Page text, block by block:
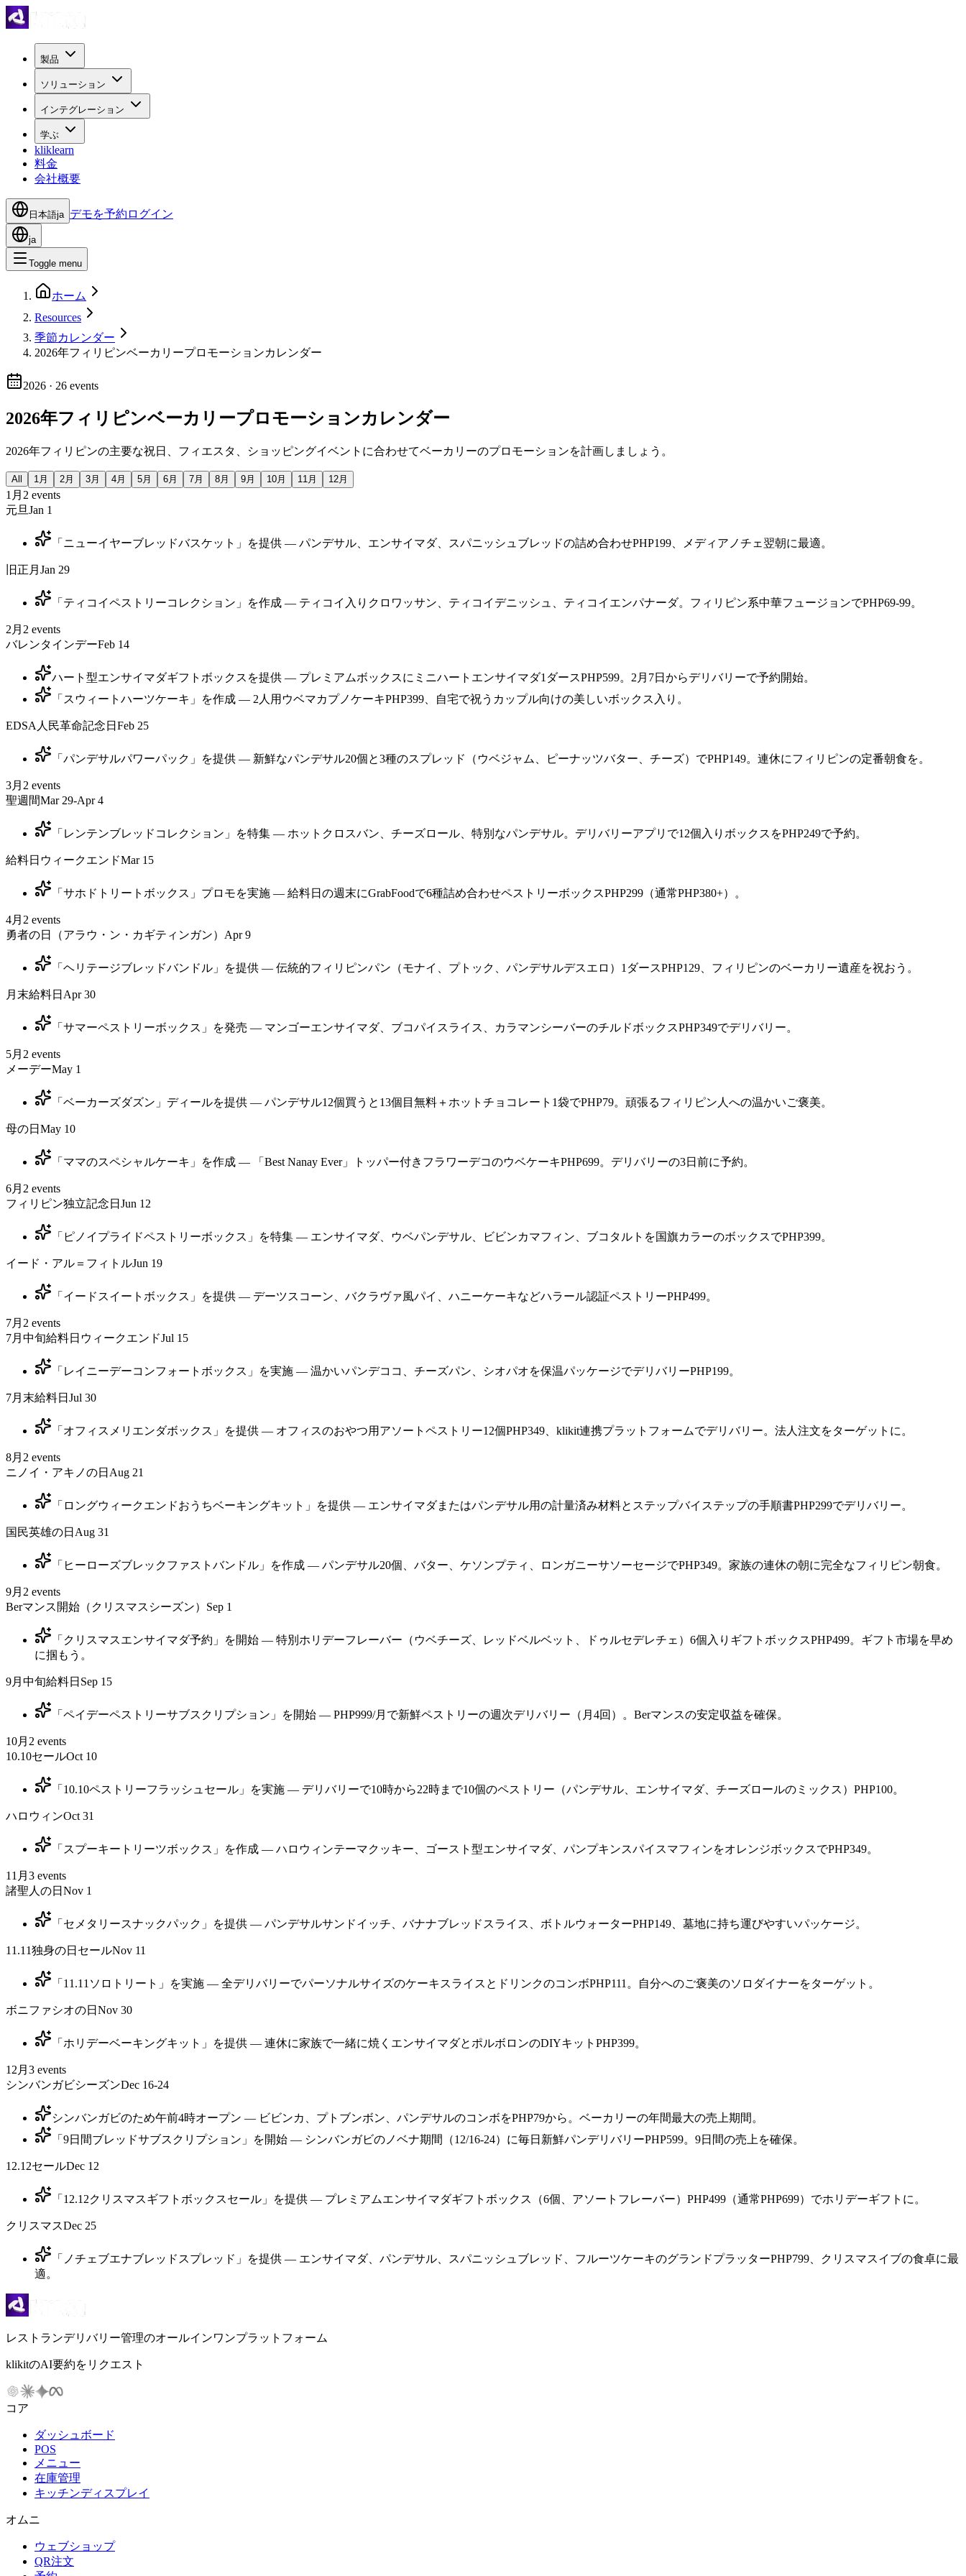
製品
ソリューション
インテグレーション
学ぶ
kliklearn
料金
会社概要
日本語ja デモを予約 ログイン
ja
Toggle menu
ホーム
Resources
季節カレンダー
2026年フィリピンベーカリープロモーションカレンダー
2026 · 26 events
2026年フィリピンベーカリープロモーションカレンダー
2026年フィリピンの主要な祝日、フィエスタ、ショッピングイベントに合わせてベーカリーのプロモーションを計画しましょう。
All 1月 2月 3月 4月 5月 6月 7月 8月 9月 10月 11月 12月
1月 2 events
元旦Jan 1
「ニューイヤーブレッドバスケット」を提供 — パンデサル、エンサイマダ、スパニッシュブレッドの詰め合わせPHP199、メディアノチェ翌朝に最適。
旧正月 Jan 29
「ティコイペストリーコレクション」を作成 — ティコイ入りクロワッサン、ティコイデニッシュ、ティコイエンパナーダ。フィリピン系中華フュージョンでPHP69-99。
2月 2 events
バレンタインデーFeb 14
ハート型エンサイマダギフトボックスを提供 — プレミアムボックスにミニハートエンサイマダ1ダースPHP599。2月7日からデリバリーで予約開始。
「スウィートハーツケーキ」を作成 — 2人用ウベマカプノケーキPHP399、自宅で祝うカップル向けの美しいボックス入り。
EDSA人民革命記念日 Feb 25
「パンデサルパワーパック」を提供 — 新鮮なパンデサル20個と3種のスプレッド（ウベジャム、ピーナッツバター、チーズ）でPHP149。連休にフィリピンの定番朝食を。
3月 2 events
聖週間Mar 29-Apr 4
「レンテンブレッドコレクション」を特集 — ホットクロスバン、チーズロール、特別なパンデサル。デリバリーアプリで12個入りボックスをPHP249で予約。
給料日ウィークエンドMar 15
「サホドトリートボックス」プロモを実施 — 給料日の週末にGrabFoodで6種詰め合わせペストリーボックスPHP299（通常PHP380+）。
4月 2 events
勇者の日（アラウ・ン・カギティンガン） Apr 9
「ヘリテージブレッドバンドル」を提供 — 伝統的フィリピンパン（モナイ、プトック、パンデサルデスエロ）1ダースPHP129、フィリピンのベーカリー遺産を祝おう。
月末給料日 Apr 30
「サマーペストリーボックス」を発売 — マンゴーエンサイマダ、ブコパイスライス、カラマンシーバーのチルドボックスPHP349でデリバリー。
5月 2 events
メーデーMay 1
「ベーカーズダズン」ディールを提供 — パンデサル12個買うと13個目無料＋ホットチョコレート1袋でPHP79。頑張るフィリピン人への温かいご褒美。
母の日 May 10
「ママのスペシャルケーキ」を作成 — 「Best Nanay Ever」トッパー付きフラワーデコのウベケーキPHP699。デリバリーの3日前に予約。
6月 2 events
フィリピン独立記念日 Jun 12
「ピノイプライドペストリーボックス」を特集 — エンサイマダ、ウベパンデサル、ビビンカマフィン、ブコタルトを国旗カラーのボックスでPHP399。
イード・アル＝フィトルJun 19
「イードスイートボックス」を提供 — デーツスコーン、バクラヴァ風パイ、ハニーケーキなどハラール認証ペストリーPHP499。
7月 2 events
7月中旬給料日ウィークエンドJul 15
「レイニーデーコンフォートボックス」を実施 — 温かいパンデココ、チーズパン、シオパオを保温パッケージでデリバリーPHP199。
7月末給料日 Jul 30
「オフィスメリエンダボックス」を提供 — オフィスのおやつ用アソートペストリー12個PHP349、klikit連携プラットフォームでデリバリー。法人注文をターゲットに。
8月 2 events
ニノイ・アキノの日 Aug 21
「ロングウィークエンドおうちベーキングキット」を提供 — エンサイマダまたはパンデサル用の計量済み材料とステップバイステップの手順書PHP299でデリバリー。
国民英雄の日 Aug 31
「ヒーローズブレックファストバンドル」を作成 — パンデサル20個、バター、ケソンプティ、ロンガニーサソーセージでPHP349。家族の連休の朝に完全なフィリピン朝食。
9月 2 events
Berマンス開始（クリスマスシーズン） Sep 1
「クリスマスエンサイマダ予約」を開始 — 特別ホリデーフレーバー（ウベチーズ、レッドベルベット、ドゥルセデレチェ）6個入りギフトボックスPHP499。ギフト市場を早め
に掴もう。
9月中旬給料日 Sep 15
「ペイデーペストリーサブスクリプション」を開始 — PHP999/月で新鮮ペストリーの週次デリバリー（月4回）。Berマンスの安定収益を確保。
10月 2 events
10.10セールOct 10
「10.10ペストリーフラッシュセール」を実施 — デリバリーで10時から22時まで10個のペストリー（パンデサル、エンサイマダ、チーズロールのミックス）PHP100。
ハロウィンOct 31
「スプーキートリーツボックス」を作成 — ハロウィンテーマクッキー、ゴースト型エンサイマダ、パンプキンスパイスマフィンをオレンジボックスでPHP349。
11月 3 events
諸聖人の日 Nov 1
「セメタリースナックパック」を提供 — パンデサルサンドイッチ、バナナブレッドスライス、ボトルウォーターPHP149、墓地に持ち運びやすいパッケージ。
11.11独身の日セールNov 11
「11.11ソロトリート」を実施 — 全デリバリーでパーソナルサイズのケーキスライスとドリンクのコンボPHP111。自分へのご褒美のソロダイナーをターゲット。
ボニファシオの日 Nov 30
「ホリデーベーキングキット」を提供 — 連休に家族で一緒に焼くエンサイマダとポルボロンのDIYキットPHP399。
12月 3 events
シンバンガビシーズンDec 16-24
シンバンガビのため午前4時オープン — ビビンカ、プトブンボン、パンデサルのコンボをPHP79から。ベーカリーの年間最大の売上期間。
「9日間ブレッドサブスクリプション」を開始 — シンバンガビのノベナ期間（12/16-24）に毎日新鮮パンデリバリーPHP599。9日間の売上を確保。
12.12セールDec 12
「12.12クリスマスギフトボックスセール」を提供 — プレミアムエンサイマダギフトボックス（6個、アソートフレーバー）PHP499（通常PHP699）でホリデーギフトに。
クリスマスDec 25
「ノチェブエナブレッドスプレッド」を提供 — エンサイマダ、パンデサル、スパニッシュブレッド、フルーツケーキのグランドプラッターPHP799、クリスマスイブの食卓に最
適。
レストランデリバリー管理のオールインワンプラットフォーム
klikitのAI要約をリクエスト
コア
ダッシュボード
POS
メニュー
在庫管理
キッチンディスプレイ
オムニ
ウェブショップ
QR注文